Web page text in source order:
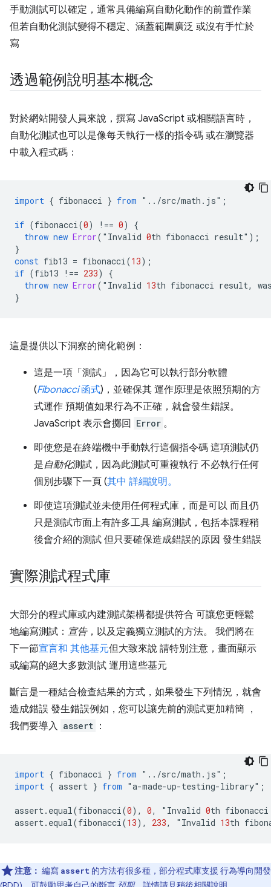
手動測試可以確定，通常具備編寫自動化動作的前置作業
但若自動化測試變得不穩定、涵蓋範圍廣泛 或沒有手忙於
寫
透過範例說明基本概念
對於網站開發人員來說，撰寫 JavaScript 或相關語言時，
自動化測試也可以是像每天執行一樣的指令碼 或在瀏覽器
中載入程式碼：
import { fibonacci } from " .. /src/math . js" ;
if (fibonacci(0) !== 0)
{
throw new Error( " Invalid 0th fibonacci result" );
}
const fib13 = fibonacci(13);
if (fib13 !== 233)
{
throw new Error( " Invalid 13th fibonacci result,
}
這是提供以下洞察的簡化範例：
這是一項「測試」
，因為它可以執行部分軟體
(Fibonacci函式)，並確保其 運作原理是依照預期的方
式運作 預期值如果行為不正確，就會發生錯誤。
JavaScript 表示會擲回
Error 。
即使您是在終端機中手動執行這個指令碼 這項測試仍
是自動化測試，因為此測試可重複執行 不必執行任何
個別步驟下一頁 (其中 詳細說明。
即使這項測試並未使用任何程式庫，而是可以 而且仍
只是測試市面上有許多工具 編寫測試，包括本課程稍
後會介紹的測試 但只要確保造成錯誤的原因 發生錯誤
實際測試程式庫
大部分的程式庫或內建測試架構都提供符合 可讓您更輕鬆
地編寫測試： 宣告，以及定義獨立測試的方法。 我們將在
下一節宣言和 其他基元但大致來說 請特別注意，畫面顯示
或編寫的絕大多數測試 運用這些基元
斷言是一種結合檢查結果的方式，如果發生下列情況，就會
造成錯誤 發生錯誤例如，您可以讓先前的測試更加精簡 ，
我們要導入 assert ：
import { fibonacci } from " .. /src/math . js" ;
import { assert } from "a-made-up-testing-library" ;
assert. equal(fibonacci(0), 0, " Invalid 0th fibonacci
assert. equal(fibonacci(13), 233, " Invalid 13th
注意： 編寫 assert 的方法有很多種，部分程式庫支援 行為導向開發